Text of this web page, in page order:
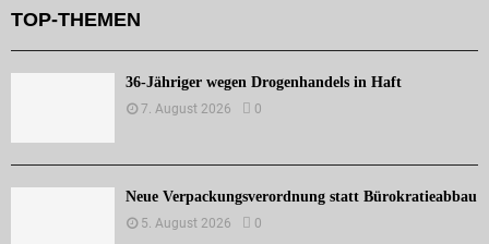
TOP-THEMEN
36-Jähriger wegen Drogenhandels in Haft
7. August 2026 0
Neue Verpackungsverordnung statt Bürokratieabbau
5. August 2026 0